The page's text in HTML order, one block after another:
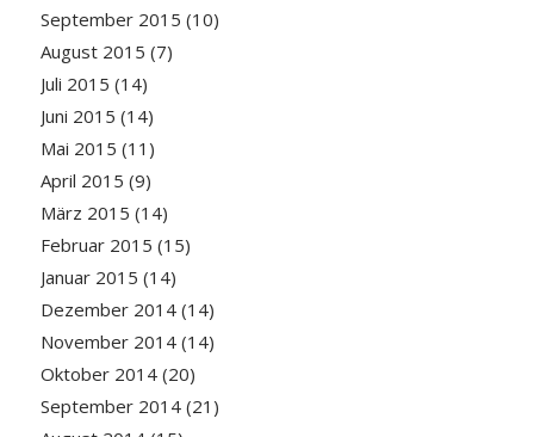
September 2015 (10)
August 2015 (7)
Juli 2015 (14)
Juni 2015 (14)
Mai 2015 (11)
April 2015 (9)
März 2015 (14)
Februar 2015 (15)
Januar 2015 (14)
Dezember 2014(14)
November 2014(14)
Oktober 2014(20)
September 2014(21)